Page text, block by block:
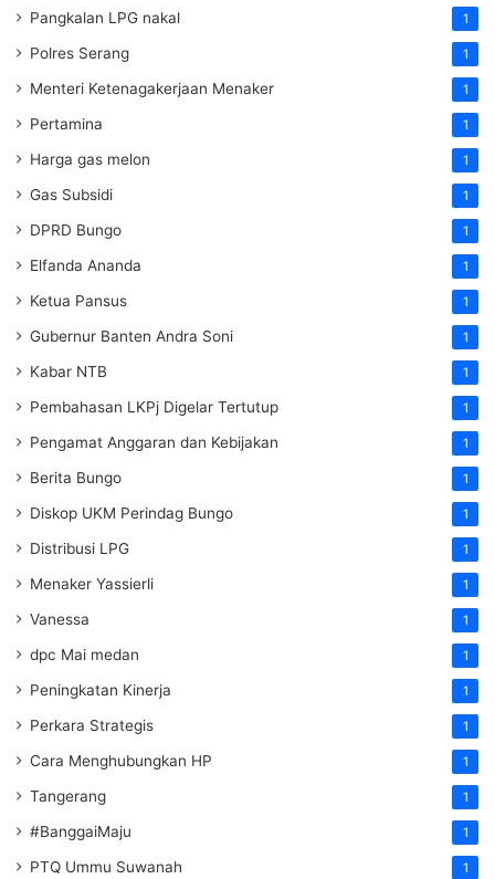
Pangkalan LPG nakal 1
Polres Serang 1
Menteri Ketenagakerjaan Menaker 1
Pertamina 1
Harga gas melon 1
Gas Subsidi 1
DPRD Bungo 1
Elfanda Ananda 1
Ketua Pansus 1
Gubernur Banten Andra Soni 1
Kabar NTB 1
Pembahasan LKPj Digelar Tertutup 1
Pengamat Anggaran dan Kebijakan 1
Berita Bungo 1
Diskop UKM Perindag Bungo 1
Distribusi LPG 1
Menaker Yassierli 1
Vanessa 1
dpc Mai medan 1
Peningkatan Kinerja 1
Perkara Strategis 1
Cara Menghubungkan HP 1
Tangerang 1
#BanggaiMaju 1
PTQ Ummu Suwanah 1